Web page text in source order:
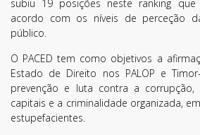
subiu 19 posições neste ranking
acordo com os níveis de perceção
público.
O PACED tem como objetivos a
Estado de Direito nos PALOP e
prevenção e luta contra a
capitais e a criminalidade organizada,
estupefacientes.